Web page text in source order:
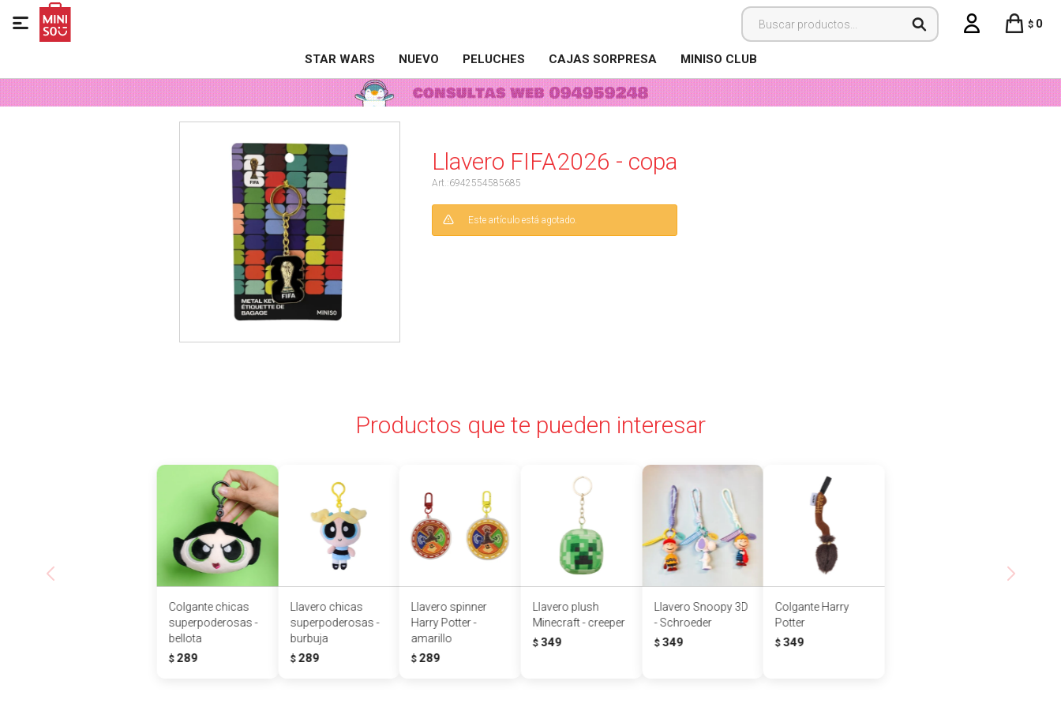
STAR WARS NUEVO PELUCHES CAJAS SORPRESA MINISO CLUB
$ 0

Llavero FIFA2026 - copa
6942554585685
Este artículo está agotado.
Productos que te pueden interesar
Colgante chicas
superpoderosas -
bellota
$ 289
Llavero chicas
superpoderosas -
burbuja
$ 289
Llavero spinner
Harry Potter -
amarillo
$ 289
Llavero plush
Minecraft - creeper
$ 349
Llavero Snoopy 3D
- Schroeder
$ 349
Colgante Harry
Potter
$ 349